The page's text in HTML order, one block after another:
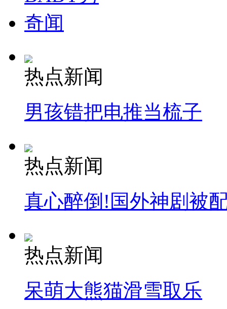
奇闻
热点新闻
男孩错把电推当梳子
热点新闻
真心醉倒!国外神剧被
热点新闻
呆萌大熊猫滑雪取乐